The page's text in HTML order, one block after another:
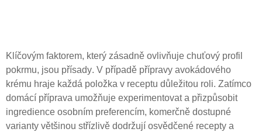
Klíčovým faktorem, který zásadně ovlivňuje chuťový profil
pokrmu, jsou přísady. V případě přípravy avokádového
krému hraje každá položka v receptu důležitou roli. Zatímco
domácí příprava umožňuje experimentovat a přizpůsobit
ingredience osobním preferencím, komerčně dostupné
varianty většinou střízlivě dodržují osvědčené recepty a